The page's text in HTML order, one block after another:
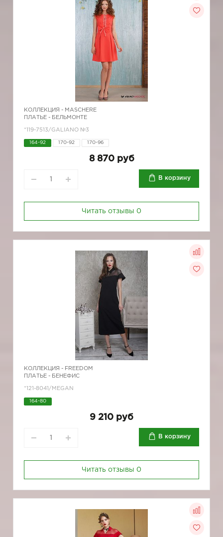
КОЛЛЕКЦИЯ - MASCHERE
ПЛАТЬЕ - БЕЛЬМОНТЕ
*119-7513/GALIANO №3
164-92 170-92 170-96
8 870 руб
В корзину
Читать отзывы 0
КОЛЛЕКЦИЯ - FREEDOM
ПЛАТЬЕ - БЕНЕФИС
*121-8041/MEGAN
164-80
9 210 руб
В корзину
Читать отзывы 0